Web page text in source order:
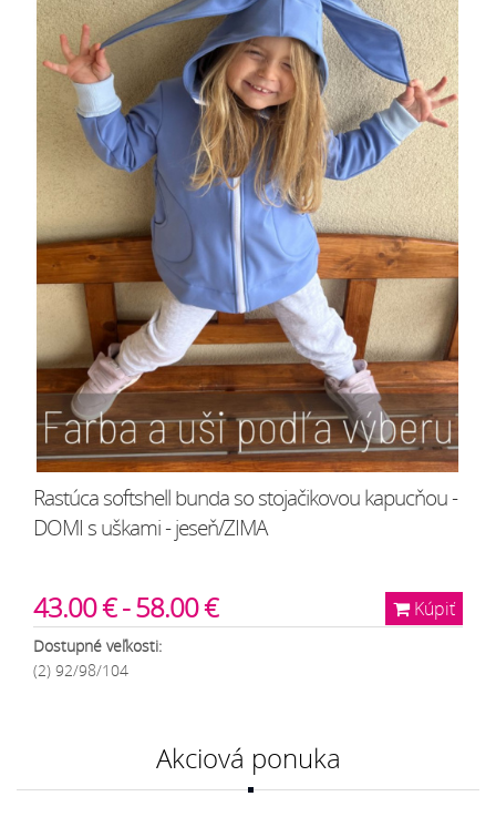
Rastúca softshell bunda so stojačikovou kapucňou -
DOMI s uškami - jeseň/ZIMA
Kúpiť
43.00 € - 58.00 €
Dostupné veľkosti:
(2) 92/98/104
Akciová ponuka